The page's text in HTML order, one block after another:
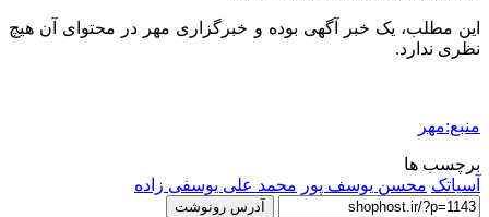
این مطلب، یک خبر آگهی بوده و خبرگزاری مهر در محتوای آن هیچ
نظری ندارد.
منبع:مهر
برچسب ها
آسیاتک محسن یوسف پور محمد علی یوسفی زاده
آدرس رونوشت